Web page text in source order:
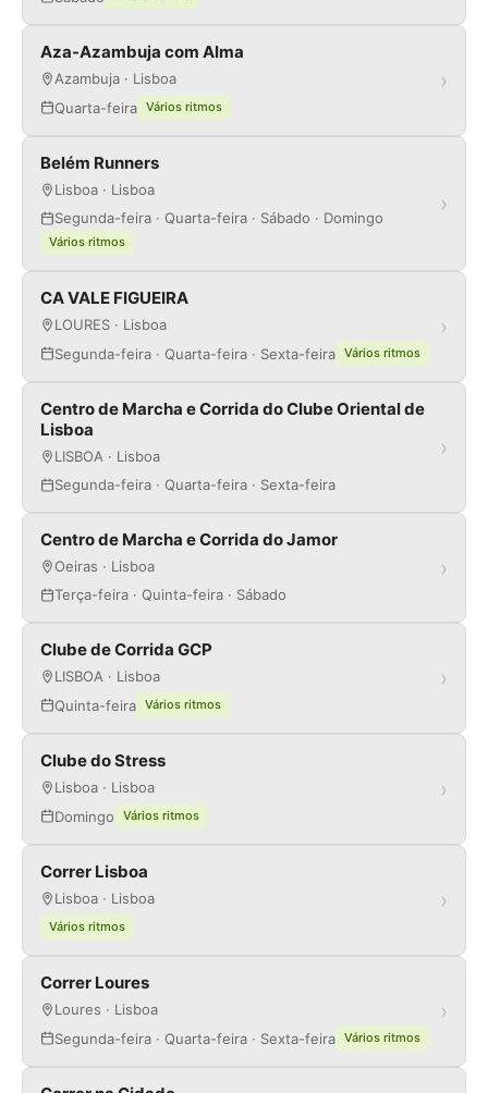
Aza-Azambuja com Alma
Azambuja · Lisboa
Quarta-feira Vários ritmos
›
Belém Runners
Lisboa · Lisboa
Segunda-feira · Quarta-feira · Sábado · Domingo
Vários ritmos
›
CA VALE FIGUEIRA
LOURES · Lisboa
Segunda-feira · Quarta-feira · Sexta-feira Vários ritmos
›
Centro de Marcha e Corrida do Clube Oriental de
Lisboa
LISBOA · Lisboa
Segunda-feira · Quarta-feira · Sexta-feira
›
Centro de Marcha e Corrida do Jamor
Oeiras · Lisboa
Terça-feira · Quinta-feira · Sábado
›
Clube de Corrida GCP
LISBOA · Lisboa
Quinta-feira Vários ritmos
›
Clube do Stress
Lisboa · Lisboa
Domingo
Vários ritmos
›
Correr Lisboa
Lisboa · Lisboa
Vários ritmos
›
Correr Loures
Loures · Lisboa
Segunda-feira · Quarta-feira · Sexta-feira Vários ritmos
›